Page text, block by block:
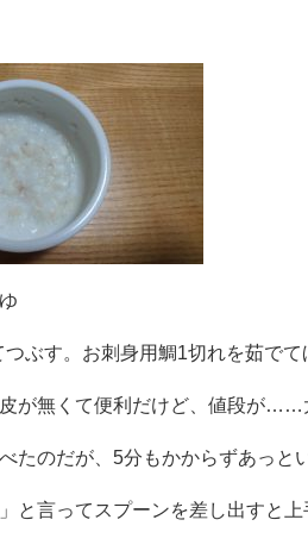
つぶす。お刺身用鯛1切れを茹で
が無くて便利だけど、値段が
たのだが、5分もかからずあっと
と言ってスプーンを差し出すと